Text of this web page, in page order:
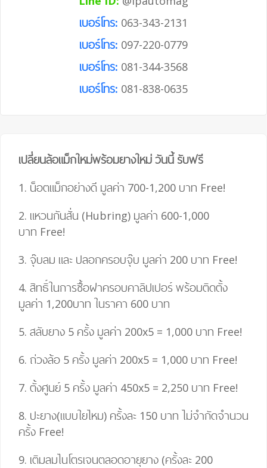
เบอร์โทร: 063-343-2131
เบอร์โทร: 097-220-0779
เบอร์โทร: 081-344-3568
เบอร์โทร: 081-838-0635
เปลี่ยนล้อแม็กใหม่พร้อมยางใหม่ วันนี้ รับฟรี
1. น็อตแม็กอย่างดี มูลค่า 700-1,200 บาท Free!
2. แหวนกันสั่น (Hubring) มูลค่า 600-1,000
บาท Free!
3. จุ๊บลม และ ปลอกครอบจุ๊บ มูลค่า 200 บาท Free!
4. สิทธิ์ในการซื้อฝาครอบคาลิปเปอร์ พร้อมติดตั้ง
มูลค่า 1,200บาท ในราคา 600 บาท
5. สลับยาง 5 ครั้ง มูลค่า 200x5 = 1,000 บาท Free!
6. ถ่วงล้อ 5 ครั้ง มูลค่า 200x5 = 1,000 บาท Free!
7. ตั้งศูนย์ 5 ครั้ง มูลค่า 450x5 = 2,250 บาท Free!
8. ปะยาง(แบบใยไหม) ครั้งละ 150 บาท ไม่จำกัดจำนวน
ครั้ง Free!
9. เติมลมไนโตรเจนตลอดอายุยาง (ครั้งละ 200